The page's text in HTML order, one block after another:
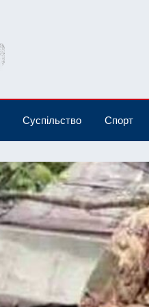
Суспільство Спорт